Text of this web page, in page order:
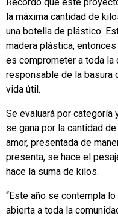
la máxima cantidad de
una botella de plástico.
madera plástica,
es comprometer a toda la
responsable de la basura
vida útil.
Se evaluará por categoría
se gana por la cantidad
amor, presentada de
presenta, se hace el
hace la suma de kilos.
“Este año se contempla
abierta a toda la